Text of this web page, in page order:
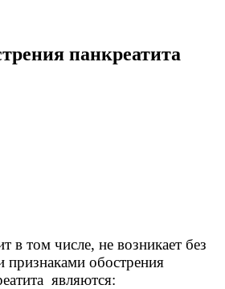
панкреатита
в том числе, не возникает без
обострения
являются: